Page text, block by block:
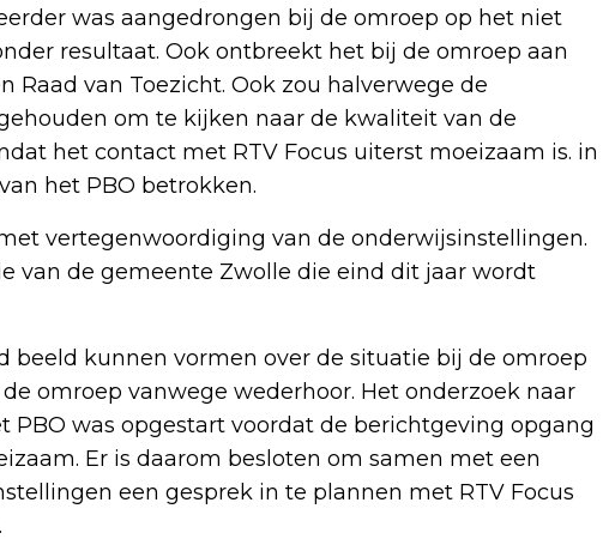
was aangedrongen bij de omroep op het niet
resultaat. Ook ontbreekt het bij de omroep aan
Raad van Toezicht. Ook zou halverwege de
om te kijken naar de kwaliteit van de
het contact met RTV Focus uiterst moeizaam is. in
het PBO betrokken.
vertegenwoordiging van de onderwijsinstellingen.
van de gemeente Zwolle die eind dit jaar wordt
beeld kunnen vormen over de situatie bij de omroep
omroep vanwege wederhoor. Het onderzoek naar
PBO was opgestart voordat de berichtgeving opgang
Er is daarom besloten om samen met een
een gesprek in te plannen met RTV Focus